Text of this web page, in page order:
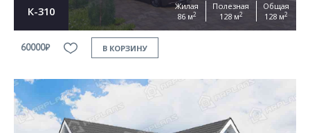
К-310
Жилая
86 м2
Полезная
128 м2
Общая
128 м2
60000₽ В КОРЗИНУ